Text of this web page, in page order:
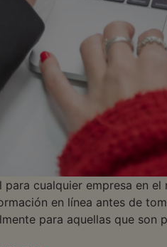
cualquier empresa en
en línea antes de
para aquellas que son